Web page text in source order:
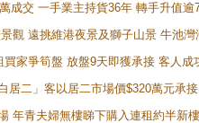
成交 一手業主持貨36年 轉手升值逾
觀 遠挑維港夜景及獅子山景 牛池
家爭筍盤 放盤9天即獲承接 客人
居二」客以居二市場價$320萬元承接
年青夫婦無樓睇下購入連租約半新